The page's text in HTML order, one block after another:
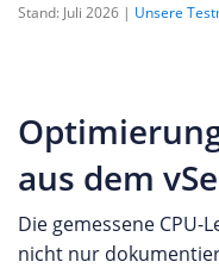
Stand: Juli 2026 | Unsere
aus dem
Die gemessene CPU-
nicht nur